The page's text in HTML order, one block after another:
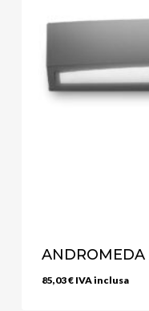
ANDROMEDA
85,03€ IVA inclusa